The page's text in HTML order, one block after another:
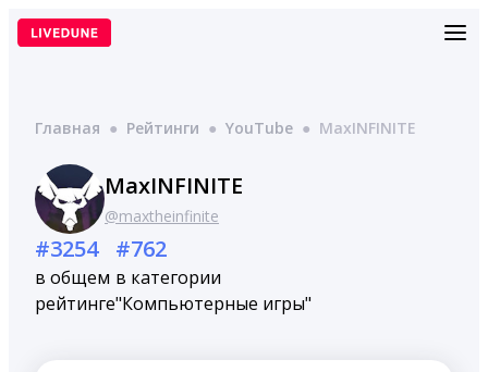
Перейти
Главная ● Рейтинги ● YouTube ● MaxINFINITE
MaxINFINITE
@maxtheinfinite
#3254
в общем
рейтинге
#762
в категории
"Компьютерные игры"